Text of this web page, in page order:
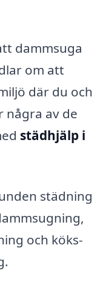
dammsuga
om att
där du och
några av de
städhjälp i
städning
och köks-